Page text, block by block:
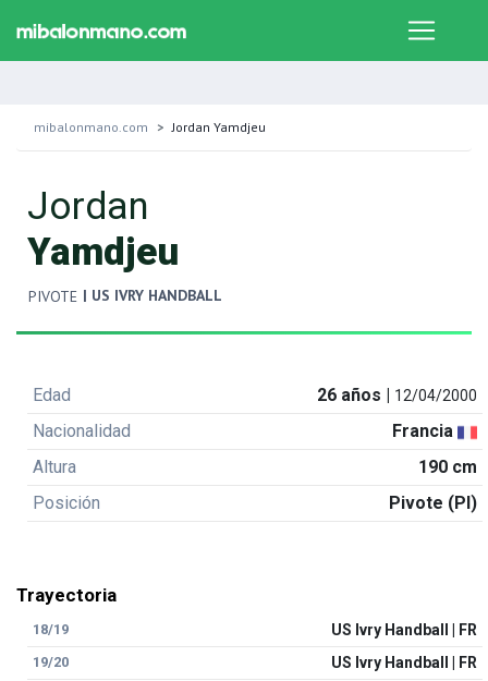
mibalonmano.com Jordan Yamdjeu
Jordan
Yamdjeu
PIVOTE | US IVRY HANDBALL
Edad 26 años | 12/04/2000
Nacionalidad
Francia
Altura
190 cm
Posición
Pivote (PI)
Trayectoria
18/19 US Ivry Handball | FR
19/20 US Ivry Handball | FR